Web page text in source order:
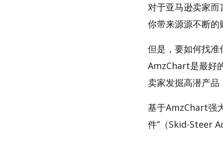
对于亚马逊卖家
你带来源源不断的
但是，要如何找准
AmzChart是最好
卖家发掘高潜产
基于AmzChart强
件”（Skid-Steer